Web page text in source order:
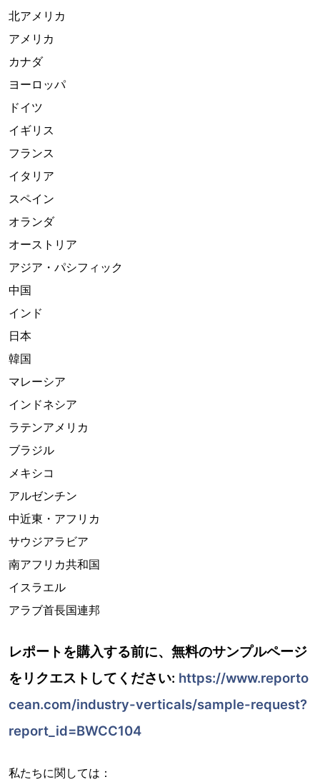
北アメリカ
アメリカ
カナダ
ヨーロッパ
ドイツ
イギリス
フランス
イタリア
スペイン
オランダ
オーストリア
アジア・パシフィック
中国
インド
日本
韓国
マレーシア
インドネシア
ラテンアメリカ
ブラジル
メキシコ
アルゼンチン
中近東・アフリカ
サウジアラビア
南アフリカ共和国
イスラエル
アラブ首長国連邦
レポートを購入する前に、無料のサンプルページ
をリクエストしてください: https://www.reporto
cean.com/industry-verticals/sample-request?
report_id=BWCC104
私たちに関しては：